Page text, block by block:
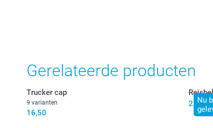
Gerelateerde producten
Trucker cap
9 varianten
16,50
Nu
23,50